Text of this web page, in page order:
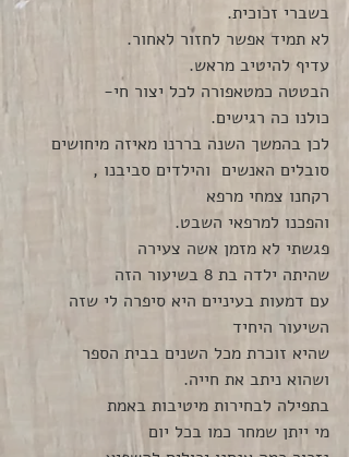
בשברי זכוכית.
לא תמיד אפשר לחזור לאחור.
עדיף להיטיב מראש.
הבטטה כמטאפורה לכל יצור חי-
כולנו כה רגישים.
לכן בהמשך השנה בררנו מאיזה מיחושים
סובלים האנשים  והילדים סביבנו ,
רקחנו צמחי מרפא
והפכנו למרפאי השבט.
פגשתי לא מזמן אשה צעירה
שהיתה ילדה בת 8 בשיעור הזה
עם דמעות בעיניים היא סיפרה לי שזה
השיעור היחיד
שהיא זוכרת מכל השנים בבית הספר
ושהוא ניתב את חייה.
בתפילה לבחירות מיטיבות באמת
מי ייתן שמחר כמו בכל יום